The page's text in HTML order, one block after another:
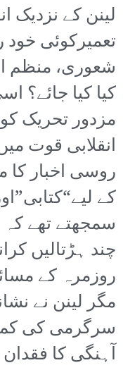
لینن کے نزدیک
تعمیرکوئی
شعوری، منظم
کیا کیا جائے؟
مزدور تحریک
انقلابی قوت
روسی اخبار
کے
سمجھتے تھے
چند ہڑتالیں
روزمرہ کے
مگر لینن نے
سرگرمی کی
آہنگی کا